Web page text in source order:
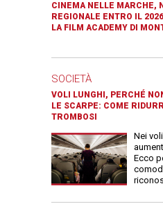
CINEMA NELLE MARCHE,
REGIONALE ENTRO IL
LA FILM ACADEMY DI
SOCIETÀ
VOLI LUNGHI, PERCHÉ
LE SCARPE: COME
TROMBOSI
Nei
Ecco